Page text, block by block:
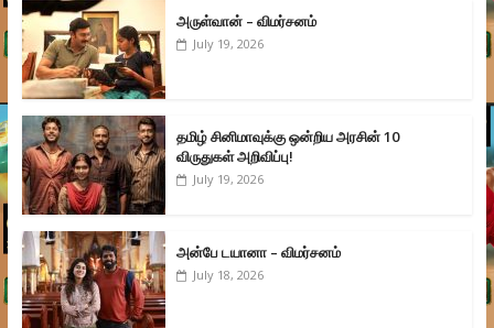
அருள்வான் – விமர்சனம்
July 19, 2026
தமிழ் சினிமாவுக்கு ஒன்றிய அரசின் 10
விருதுகள் அறிவிப்பு!
July 19, 2026
அன்பே டயானா – விமர்சனம்
July 18, 2026